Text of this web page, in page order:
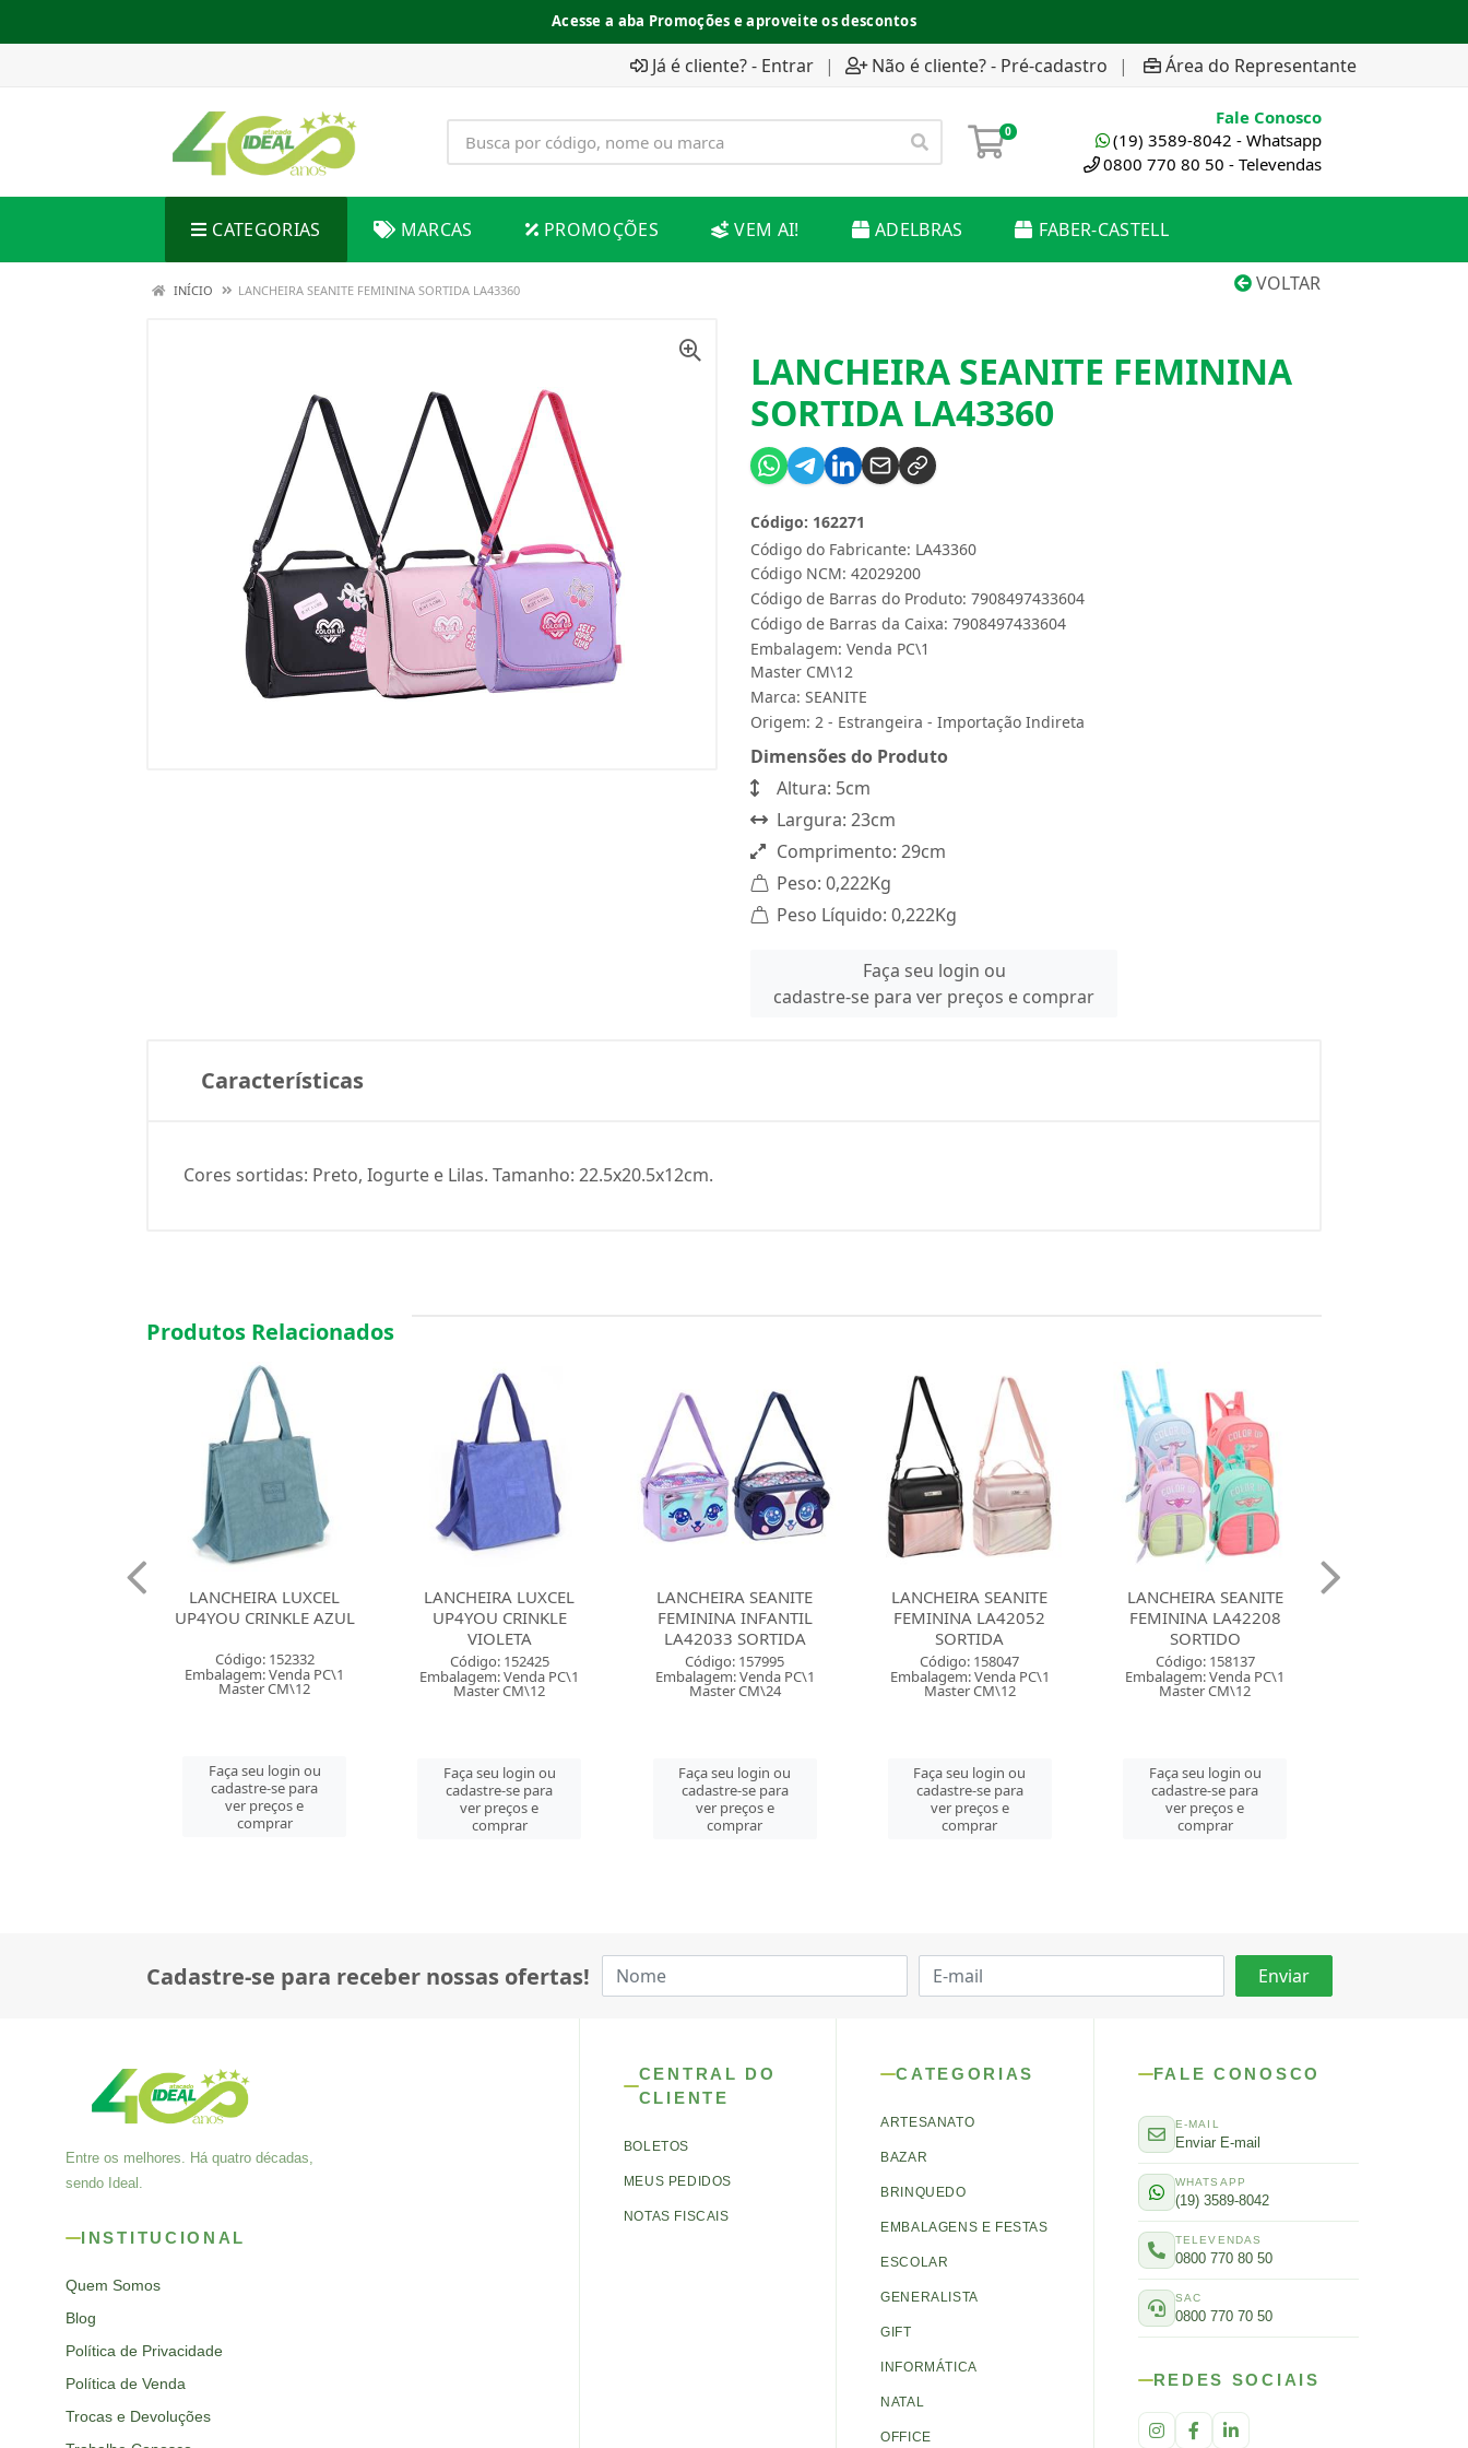
Acesse a aba Promoções e aproveite os descontos
Já é cliente? - Entrar | Não é cliente? - Pré-cadastro | Área do Representante
0
Fale Conosco
(19) 3589-8042 - Whatsapp
0800 770 80 50 - Televendas
CATEGORIAS MARCAS PROMOÇÕES VEM AI! ADELBRAS FABER-CASTELL
VOLTAR
INÍCIO LANCHEIRA SEANITE FEMININA SORTIDA LA43360
LANCHEIRA SEANITE FEMININA
SORTIDA LA43360
Código do Fabricante: LA43360
Código: 162271
Código NCM: 42029200
Código de Barras do Produto: 7908497433604
Código de Barras da Caixa: 7908497433604
Embalagem: Venda PC\1
Master CM\12
Marca: SEANITE
Origem: 2 - Estrangeira - Importação Indireta
Dimensões do Produto
Altura: 5cm
Largura: 23cm
Comprimento: 29cm
Peso: 0,222Kg
Peso Líquido: 0,222Kg
Faça seu login ou
cadastre-se para ver preços e comprar
Características
Cores sortidas: Preto, Iogurte e Lilas. Tamanho: 22.5x20.5x12cm.
Produtos Relacionados
LANCHEIRA LUXCEL
UP4YOU CRINKLE
Código: 152425
Embalagem: Venda PC\1
Master CM\12
Faça seu login ou
cadastre-se para
ver preços e
comprar
LANCHEIRA SEANITE
FEMININA INFANTIL
LA42033 SORTIDA
Código: 157995
Embalagem: Venda PC\1
Master CM\24
Faça seu login ou
cadastre-se para
ver preços e
comprar
LANCHEIRA SEANITE
FEMININA LA42052
SORTIDA
Código: 158047
Embalagem: Venda PC\1
Master CM\12
Faça seu login ou
cadastre-se para
ver preços e
comprar
LANCHEIRA SEANITE
FEMININA LA42208
SORTIDO
Código: 158137
Embalagem: Venda PC\1
Master CM\12
Faça seu login ou
cadastre-se para
ver preços e
comprar
LANCHEIRA LUXCEL
PATRULHA CANINA AZUL
LA41623PA
Código: 159706
Embalagem: Venda PC\1
Master PC\1
Faça seu login ou
cadastre-se para
ver preços e
comprar
Cadastre-se para receber nossas ofertas!
Entre os melhores. Há quatro décadas,
sendo Ideal.
INSTITUCIONAL
Quem Somos
Blog
Política de Privacidade
Política de Venda
Trocas e Devoluções
CENTRAL DO
CLIENTE
BOLETOS
MEUS PEDIDOS
NOTAS FISCAIS
CATEGORIAS
ARTESANATO
BAZAR
BRINQUEDO
EMBALAGENS E FESTAS
ESCOLAR
GENERALISTA
GIFT
INFORMÁTICA
NATAL
OFFICE
FALE CONOSCO
E-MAIL
Enviar E-mail
WHATSAPP
(19) 3589-8042
TELEVENDAS
0800 770 80 50
SAC
0800 770 70 50
REDES SOCIAIS